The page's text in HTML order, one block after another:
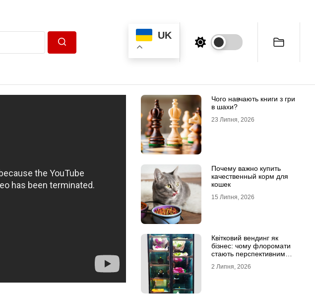
UK
Чого навчають книги з гри
в шахи?
23 Липня, 2026
Почему важно купить
качественный корм для
кошек
15 Липня, 2026
Квітковий вендинг як
бізнес: чому флоромати
стають перспективним
2 Липня, 2026